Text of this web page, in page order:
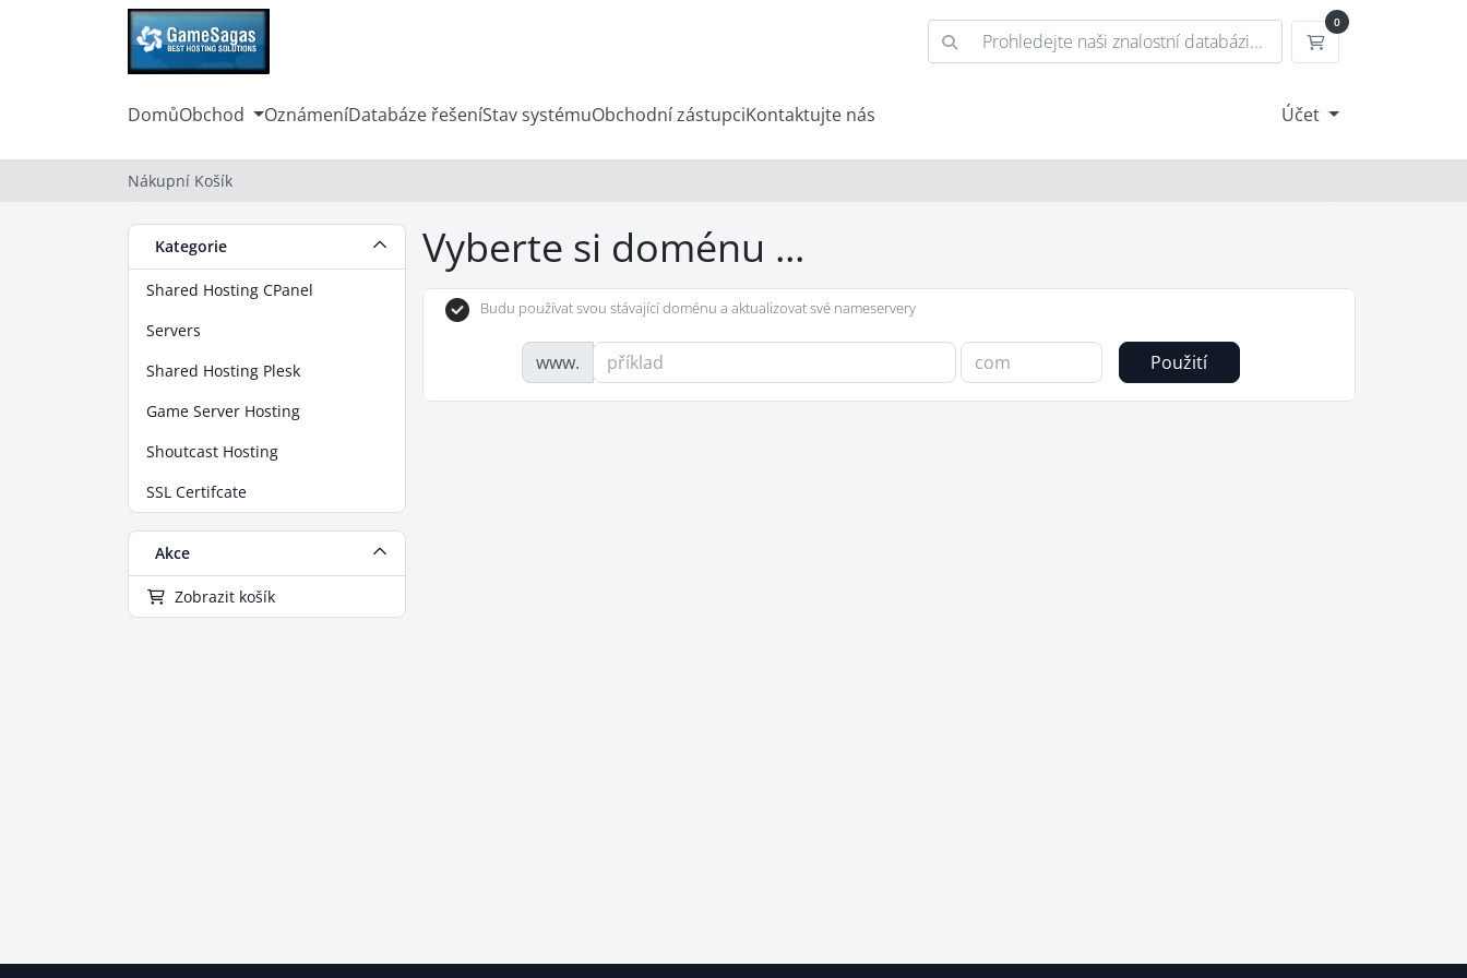
0
Nákupní Košík
DomůObchod OznámeníDatabáze řešeníStav systémuObchodní zástupciKontaktujte nás Účet
Nákupní Košík
Kategorie
Shared Hosting CPanel
Servers
Shared Hosting Plesk
Game Server Hosting
Shoutcast Hosting
SSL Certifcate
Akce
Zobrazit košík
Vyberte si doménu ...
Budu používat svou stávající doménu a aktualizovat své nameservery
www. Použití